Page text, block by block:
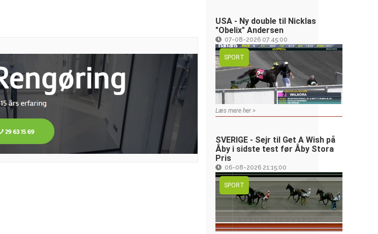
USA - Ny double til Nicklas
"Obelix" Andersen
07-08-2026 07:45:00
SPORT
Læs mere her >
SVERIGE - Sejr til Get A Wish på
Åby i sidste test før Åby Stora
Pris
06-08-2026 21:15:00
SPORT